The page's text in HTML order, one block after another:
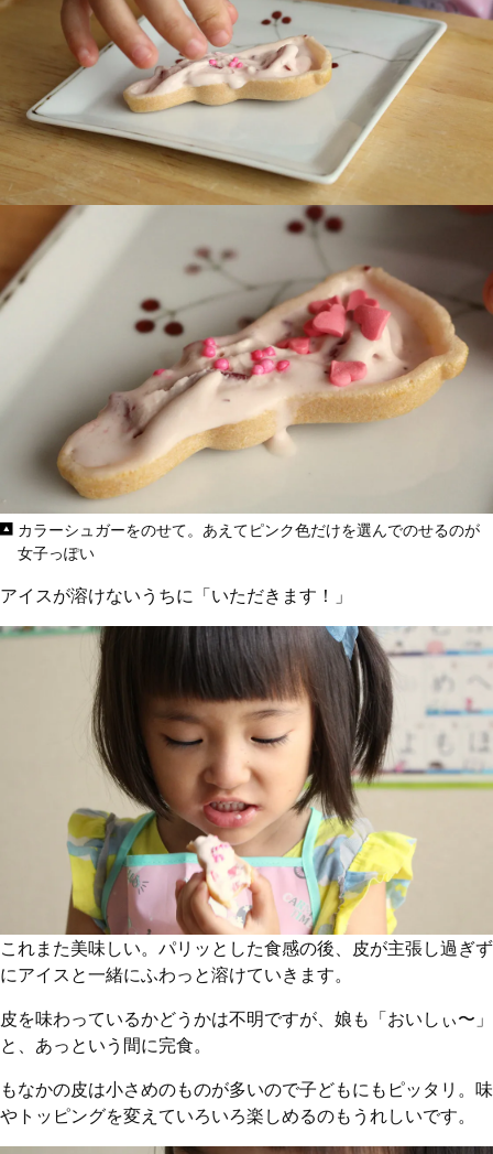
カラーシュガーをのせて。あえてピンク色だけを選んでのせるのが
女子っぽい
アイスが溶けないうちに「いただきます！」
これまた美味しい。パリッとした食感の後、皮が主張し過ぎず
にアイスと一緒にふわっと溶けていきます。
皮を味わっているかどうかは不明ですが、娘も「おいしぃ〜」
と、あっという間に完食。
もなかの皮は小さめのものが多いので子どもにもピッタリ。味
やトッピングを変えていろいろ楽しめるのもうれしいです。